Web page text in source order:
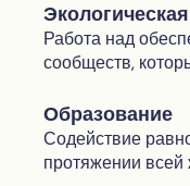
Работа над
сообществ,
Образование
Содействие
протяжении